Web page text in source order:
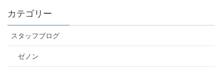
カテゴリー
スタッフブログ
ゼノン